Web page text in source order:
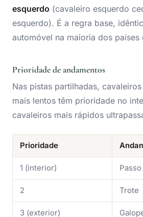
esquerdo (cavaleiro esquerdo
esquerdo). É a regra base,
automóvel na maioria dos países
Prioridade de andamentos
Nas pistas partilhadas,
mais lentos têm prioridade no
cavaleiros mais rápidos
Prioridade
1 (interior) Passo
2 Trote
3 (exterior)